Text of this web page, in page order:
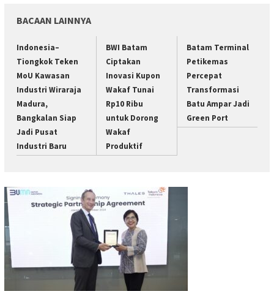
BACAAN LAINNYA
Indonesia–
Tiongkok Teken
MoU Kawasan
Industri Wiraraja
Madura,
Bangkalan Siap
Jadi Pusat
Industri Baru
BWI Batam
Ciptakan
Inovasi Kupon
Wakaf Tunai
Rp10 Ribu
untuk Dorong
Wakaf
Produktif
Batam Terminal
Petikemas
Percepat
Transformasi
Batu Ampar Jadi
Green Port